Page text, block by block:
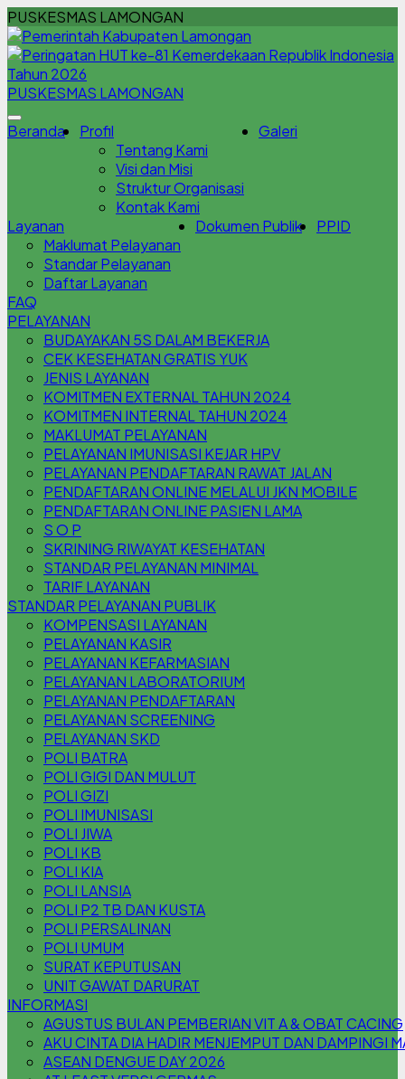
PUSKESMAS LAMONGAN
PUSKESMAS LAMONGAN
Beranda
Profil
Tentang Kami
Visi dan Misi
Struktur Organisasi
Kontak Kami
Galeri
Layanan
Maklumat Pelayanan
Standar Pelayanan
Daftar Layanan
Dokumen Publik PPID
FAQ
PELAYANAN
BUDAYAKAN 5S DALAM BEKERJA
CEK KESEHATAN GRATIS YUK
JENIS LAYANAN
KOMITMEN EXTERNAL TAHUN 2024
KOMITMEN INTERNAL TAHUN 2024
MAKLUMAT PELAYANAN
PELAYANAN IMUNISASI KEJAR HPV
PELAYANAN PENDAFTARAN RAWAT JALAN
PENDAFTARAN ONLINE MELALUI JKN MOBILE
PENDAFTARAN ONLINE PASIEN LAMA
S O P
SKRINING RIWAYAT KESEHATAN
STANDAR PELAYANAN MINIMAL
TARIF LAYANAN
STANDAR PELAYANAN PUBLIK
KOMPENSASI LAYANAN
PELAYANAN KASIR
PELAYANAN KEFARMASIAN
PELAYANAN LABORATORIUM
PELAYANAN PENDAFTARAN
PELAYANAN SCREENING
PELAYANAN SKD
POLI BATRA
POLI GIGI DAN MULUT
POLI GIZI
POLI IMUNISASI
POLI JIWA
POLI KB
POLI KIA
POLI LANSIA
POLI P2 TB DAN KUSTA
POLI PERSALINAN
POLI UMUM
SURAT KEPUTUSAN
UNIT GAWAT DARURAT
INFORMASI
AGUSTUS BULAN PEMBERIAN VIT A & OBAT CACING
AKU CINTA DIA HADIR MENJEMPUT DAN DAMPINGI
ASEAN DENGUE DAY 2026